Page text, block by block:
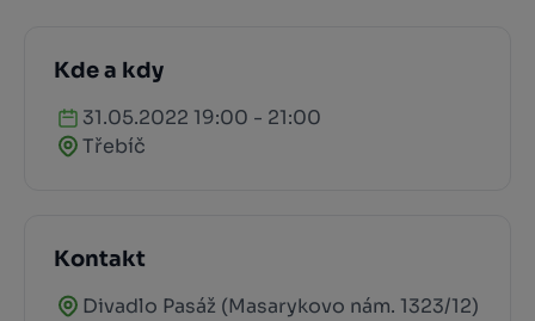
Kde a kdy
31.05.2022 19:00 - 21:00
Třebíč
Kontakt
Divadlo Pasáž (Masarykovo nám. 1323/12)